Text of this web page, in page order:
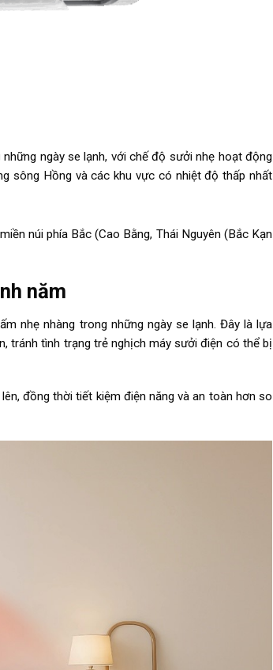
ngày se lạnh, với chế độ sưởi nhẹ hoạt động
sông Hồng và các khu vực có nhiệt độ thấp nhất
núi phía Bắc (Cao Bằng, Thái Nguyên (Bắc Kạn
năm
nhẹ nhàng trong những ngày se lạnh. Đây là lựa
tránh tình trạng trẻ nghịch máy sưởi điện có thể bị
đồng thời tiết kiệm điện năng và an toàn hơn so